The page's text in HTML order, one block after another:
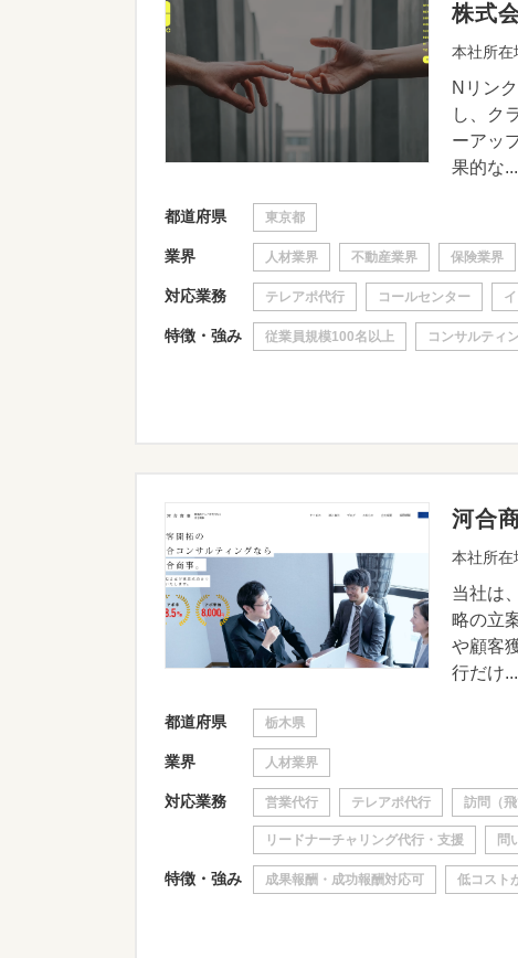
株式
本社所
Nリン
し、ク
ーアッ
果的な...
都道府県 東京都
業界 人材業界 不動産業界 保険業界
対応業務 テレアポ代行 コールセンター
特徴・強み 従業員規模100名以上 コンサルティ
河合
本社所在
当社は
略の立
や顧客
行だけ...
都道府県 栃木県
業界 人材業界
対応業務 営業代行 テレアポ代行 訪問（
リードナーチャリング代行・支援 問
特徴・強み 成果報酬・成功報酬対応可 低コスト